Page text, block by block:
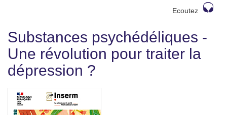
Ecoutez
Substances psychédéliques -
Une révolution pour traiter la
dépression ?